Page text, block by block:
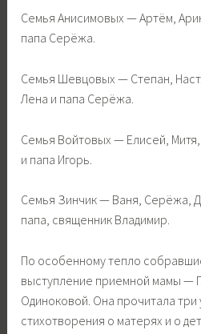
Семья Анисимовых — Артём,
папа Серёжа.
Семья Шевцовых — Степан,
Лена и папа Серёжа.
Семья Войтовых — Елисей,
и папа Игорь.
Семья Зинчик — Ваня, Серёжа,
папа, священник Владимир.
По особенному тепло
выступление приемной мамы —
Одиноковой. Она прочитала три
стихотворения о матерях и о